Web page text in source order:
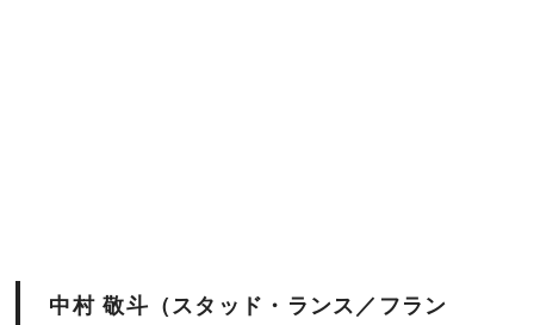
中村 敬斗（スタッド・ランス／フラン